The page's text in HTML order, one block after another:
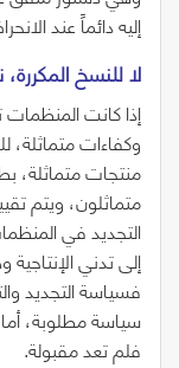
إليه دائماً عند
لا‭ ‬للنسخ‭ ‬المكررة،‭ ‬نعم‭ ‬للإبداع‭ ‬والتجديد‭! ‬
إذا كانت
وكفاءات متماثلة،
منتجات متماثلة،
متماثلون، ويتم
التجديد في
إلى تدني
فسياسة التجديد
سياسة مطلوبة،
فلم تعد مقبولة.